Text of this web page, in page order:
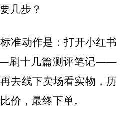
几步？
准动作是：打开小红书
刷十几篇测评笔记——
去线下卖场看实物，历
价，最终下单。